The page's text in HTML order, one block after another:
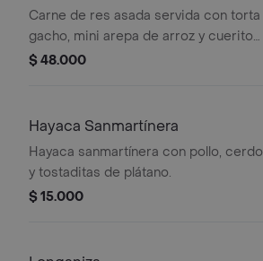
Carne de res asada servida con torta
gacho, mini arepa de arroz y cuerito
de cerdo tostado.
$ 48.000
Hayaca Sanmartínera
Hayaca sanmartínera con pollo, cerdo
y tostaditas de plátano.
$ 15.000